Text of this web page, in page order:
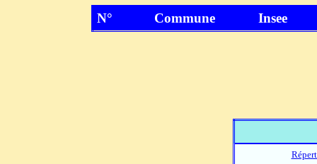
N° Commune Insee